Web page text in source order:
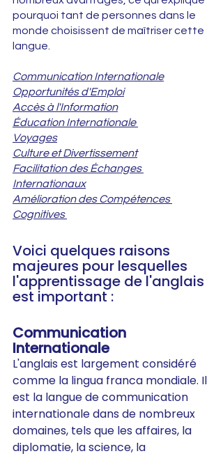
pourquoi tant de personnes dans le
monde choisissent de maîtriser cette
langue.
Communication Internationale
Opportunités d'Emploi
Accès à l'Information
Éducation Internationale
Voyages
Culture et Divertissement
Facilitation des Échanges
Internationaux
Amélioration des Compétences
Cognitives
Voici quelques raisons
majeures pour lesquelles
l'apprentissage de l'anglais
est important :
Communication
Internationale
L'anglais est largement considéré
comme la lingua franca mondiale. Il
est la langue de communication
internationale dans de nombreux
domaines, tels que les affaires, la
diplomatie, la science, la